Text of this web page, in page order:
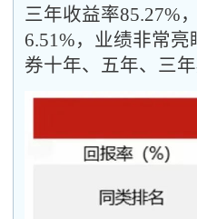
三年收益率85.27%
6.51%，业绩非常
券十年、五年、三